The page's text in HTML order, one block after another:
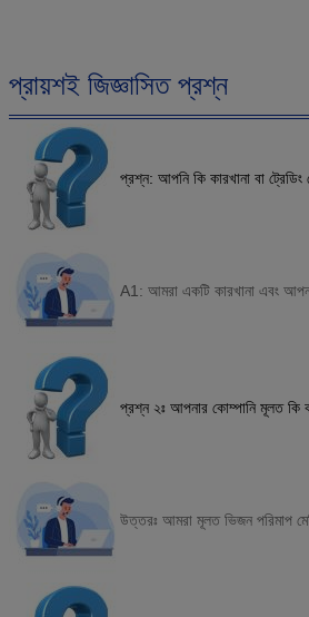
প্রায়শই জিজ্ঞাসিত প্রশ্ন
প্রশ্ন: আপনি কি কারখানা বা ট্রেডিং
A1: আমরা একটি কারখানা এবং
প্রশ্ন ২ঃ আপনার কোম্পানি মূলত কি
উত্তরঃ আমরা মূলত ভিজন পরিমাপ